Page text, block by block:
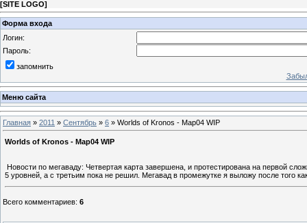
[SITE LOGO]
Форма входа
Логин:
Пароль:
запомнить
Меню сайта
Главная » 2011 » Сентябрь » 6 » Worlds of Kronos - Map04 WIP
Worlds of Kronos - Map04 WIP
Новости по мегаваду: Четвертая карта завершена, и протестирована на первой
5 уровней, а с третьим пока не решил. Мегавад в промежутке я выложу после того
Всего комментариев: 6